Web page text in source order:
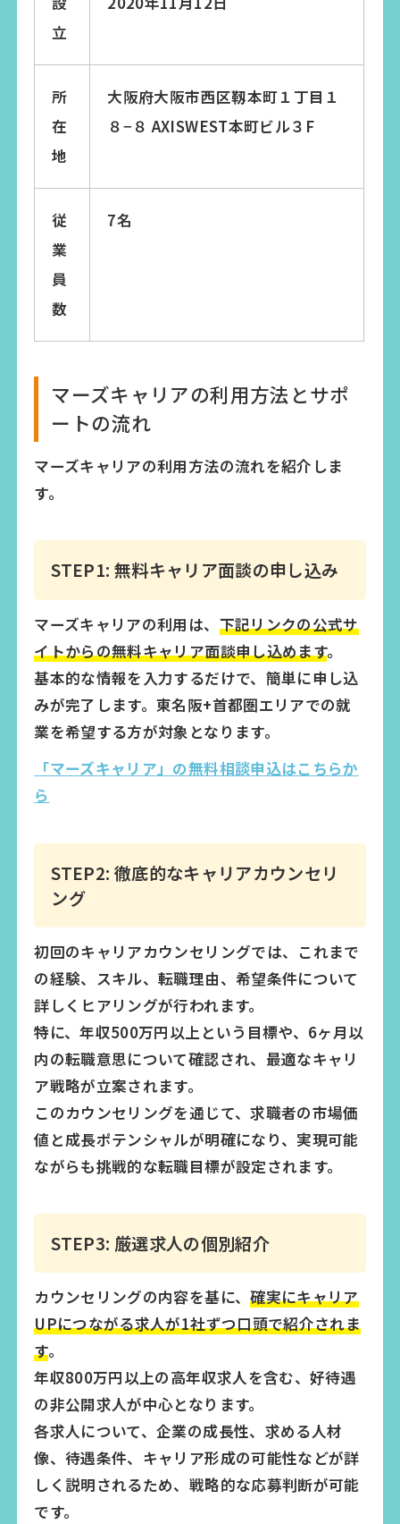
立
所
在
地
大阪府大阪市西区靱本町１丁目１
８−８ AXISWEST本町ビル３F
従
業
員
数
7名
マーズキャリアの利用方法とサポ
ートの流れ
マーズキャリアの利用方法の流れを紹介しま
す。
STEP1: 無料キャリア面談の申し込み
マーズキャリアの利用は、 下記リンクの公式サ
イトからの無料キャリア面談申し込めます。
基本的な情報を入力するだけで、簡単に申し込
みが完了します。東名阪+首都圏エリアでの就
業を希望する方が対象となります。
「マーズキャリア」の無料相談申込はこちらか
ら
STEP2: 徹底的なキャリアカウンセリ
ング
初回のキャリアカウンセリングでは、これまで
の経験、スキル、転職理由、希望条件について
詳しくヒアリングが行われます。
特に、年収500万円以上という目標や、6ヶ月以
内の転職意思について確認され、最適なキャリ
ア戦略が立案されます。
このカウンセリングを通じて、求職者の市場価
値と成長ポテンシャルが明確になり、実現可能
ながらも挑戦的な転職目標が設定されます。
STEP3: 厳選求人の個別紹介
カウンセリングの内容を基に、確実にキャリア
UPにつながる求人が1社ずつ口頭で紹介されま
す。
年収800万円以上の高年収求人を含む、好待遇
の非公開求人が中心となります。
各求人について、企業の成長性、求める人材
像、待遇条件、キャリア形成の可能性などが詳
しく説明されるため、戦略的な応募判断が可能
です。